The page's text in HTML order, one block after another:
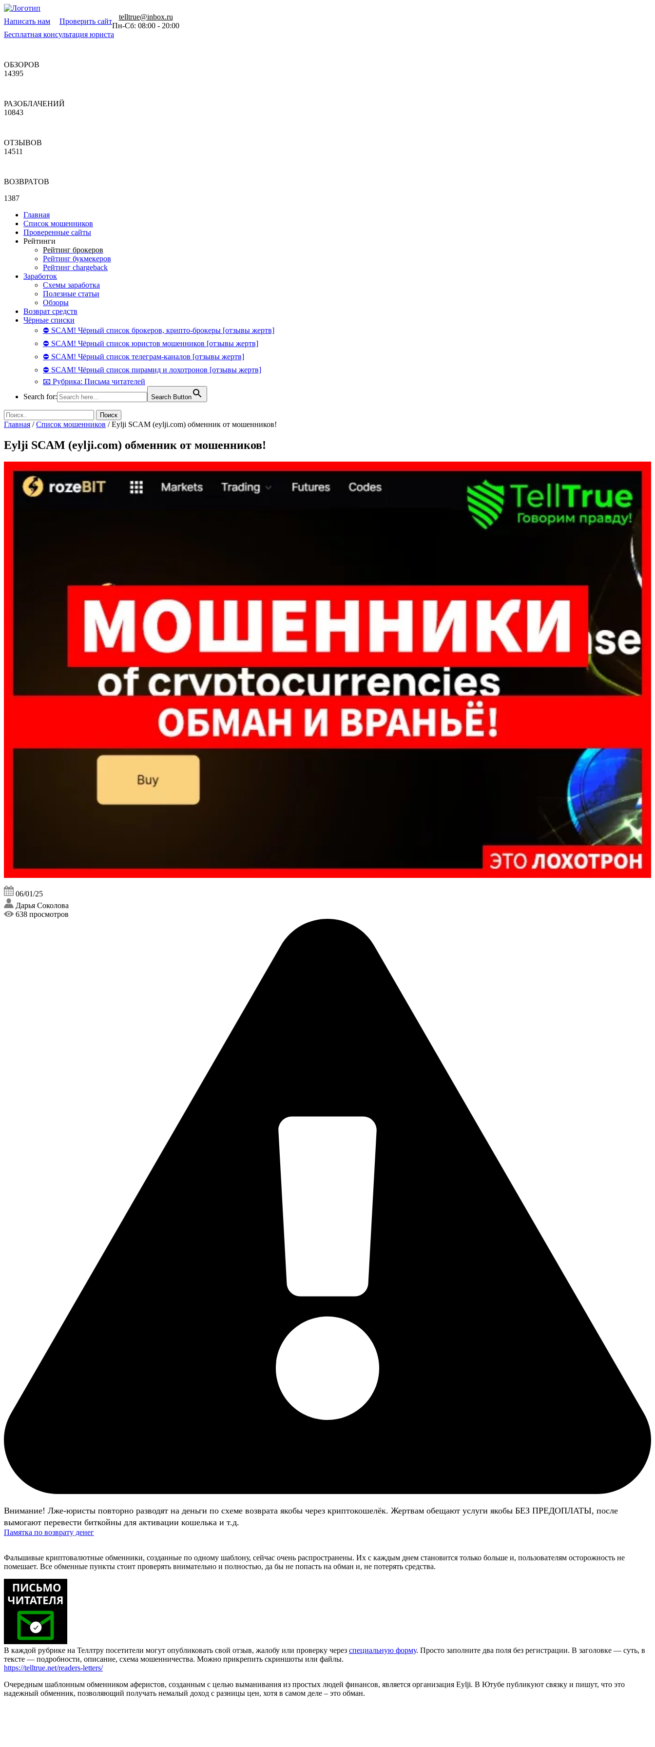
Написать нам Проверить сайт
telltrue@inbox.ru
Пн-Сб: 08:00 - 20:00
Бесплатная консультация юриста
ОБЗОРОВ
14395
РАЗОБЛАЧЕНИЙ
10843
ОТЗЫВОВ
14511
ВОЗВРАТОВ
1387
Главная
Список мошенников
Проверенные сайты
Рейтинги
Рейтинг брокеров
Рейтинг букмекеров
Рейтинг chargeback
Заработок
Схемы заработка
Полезные статьи
Обзоры
Возврат средств
Чёрные списки
⛔ SCAM! Чёрный список брокеров, крипто-брокеры [отзывы жертв]
⛔ SCAM! Чёрный список юристов мошенников [отзывы жертв]
⛔ SCAM! Чёрный список телеграм-каналов [отзывы жертв]
⛔ SCAM! Чёрный список пирамид и лохотронов [отзывы жертв]
📧 Рубрика: Письма читателей
Search for:
Search Button
Главная /Список мошенников /Eylji SCAM (eylji.com) обменник от мошенников!
Eylji SCAM (eylji.com) обменник от мошенников!
06/01/25
Дарья Соколова
638 просмотров
Внимание! Лже-юристы повторно разводят на деньги по схеме возврата якобы через криптокошелёк. Жертвам обещают услуги якобы БЕЗ ПРЕДОПЛАТЫ, после
вымогают перевести биткойны для активации кошелька и т.д.
Памятка по возврату денег
Фальшивые криптовалютные обменники, созданные по одному шаблону, сейчас очень распространены. Их с каждым днем становится только больше и, пользователям осторожность не
помешает. Все обменные пункты стоит проверять внимательно и полностью, да бы не попасть на обман и, не потерять средства.
В каждой рубрике на Теллтру посетители могут опубликовать свой отзыв, жалобу или проверку через специальную форму. Просто заполните два поля без регистрации. В заголовке — суть, в
тексте — подробности, описание, схема мошенничества. Можно прикрепить скриншоты или файлы.
https://telltrue.net/readers-letters/
Очередным шаблонным обменником аферистов, созданным с целью выманивания из простых людей финансов, является организация Eylji. В Ютубе публикуют связку и пишут, что это
надежный обменник, позволяющий получать немалый доход с разницы цен, хотя в самом деле – это обман.